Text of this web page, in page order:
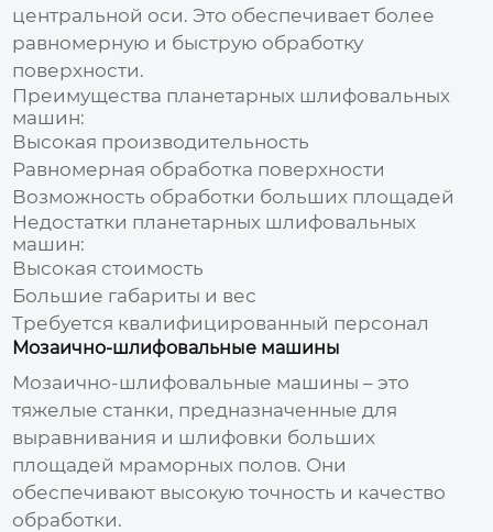
центральной оси. Это обеспечивает более
равномерную и быструю обработку
поверхности.
Преимущества планетарных шлифовальных
машин:
Высокая производительность
Равномерная обработка поверхности
Возможность обработки больших площадей
Недостатки планетарных шлифовальных
машин:
Высокая стоимость
Большие габариты и вес
Требуется квалифицированный персонал
Мозаично-шлифовальные машины
Мозаично-шлифовальные машины – это
тяжелые станки, предназначенные для
выравнивания и шлифовки больших
площадей мраморных полов. Они
обеспечивают высокую точность и качество
обработки.